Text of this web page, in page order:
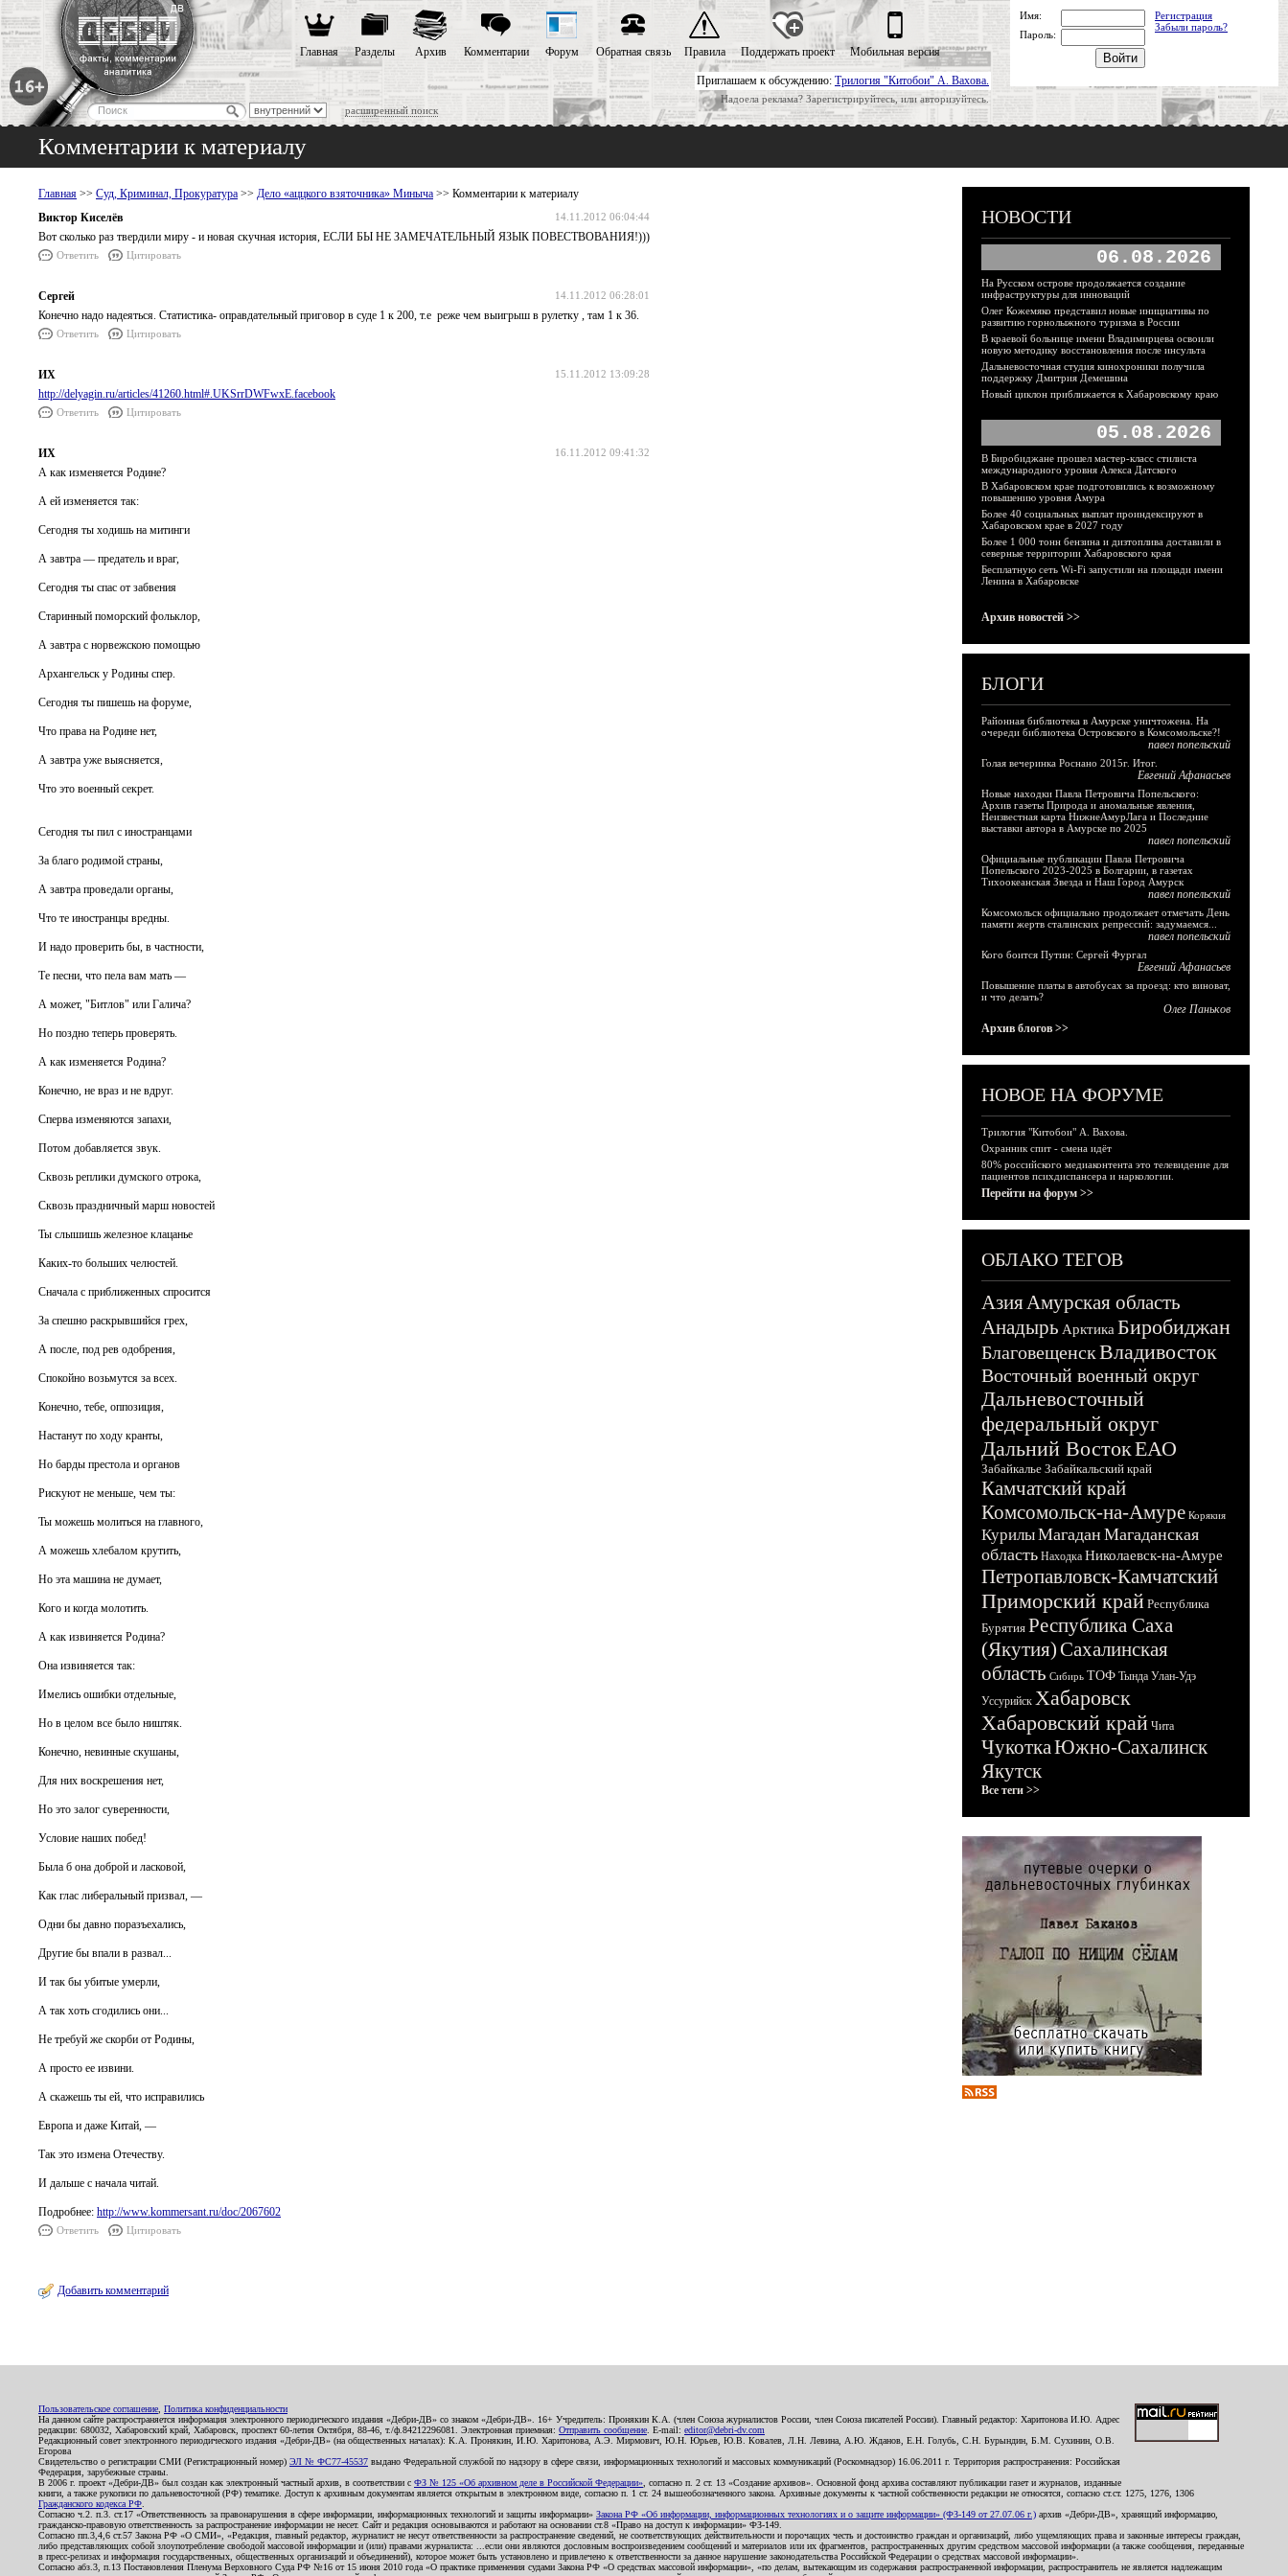
Приглашаем к обсуждению: Трилогия "Китобои" А. Вахова.
Надоела реклама? Зарегистрируйтесь, или авторизуйтесь.
расширенный поиск
Главная Разделы Архив Комментарии Форум Обратная связь Правила Поддержать проект Мобильная версия
Имя:
Регистрация
Забыли пароль?
Пароль:
Комментарии к материалу
Главная >> Суд, Криминал, Прокуратура >> Дело «аццкого взяточника» Миныча >> Комментарии к материалу
14.11.2012 06:04:44
Виктор Киселёв
Вот сколько раз твердили миру - и новая скучная история, ЕСЛИ БЫ НЕ ЗАМЕЧАТЕЛЬНЫЙ ЯЗЫК ПОВЕСТВОВАНИЯ!)))
Ответить Цитировать
14.11.2012 06:28:01
Сергей
Конечно надо надеяться. Статистика- оправдательный приговор в суде 1 к 200, т.е реже чем выигрыш в рулетку , там 1 к 36.
Ответить Цитировать
15.11.2012 13:09:28
ИХ
http://delyagin.ru/articles/41260.html#.UKSrrDWFwxE.facebook
Ответить Цитировать
16.11.2012 09:41:32
ИХ
А как изменяется Родине?
А ей изменяется так:
Сегодня ты ходишь на митинги
А завтра — предатель и враг,
Сегодня ты спас от забвения
Старинный поморский фольклор,
А завтра с норвежскою помощью
Архангельск у Родины спер.
Сегодня ты пишешь на форуме,
Что права на Родине нет,
А завтра уже выясняется,
Что это военный секрет.
Сегодня ты пил с иностранцами
За благо родимой страны,
А завтра проведали органы,
Что те иностранцы вредны.
И надо проверить бы, в частности,
Те песни, что пела вам мать —
А может, "Битлов" или Галича?
Но поздно теперь проверять.
А как изменяется Родина?
Конечно, не враз и не вдруг.
Сперва изменяются запахи,
Потом добавляется звук.
Сквозь реплики думского отрока,
Сквозь праздничный марш новостей
Ты слышишь железное клацанье
Каких-то больших челюстей.
Сначала с приближенных спросится
За спешно раскрывшийся грех,
А после, под рев одобрения,
Спокойно возьмутся за всех.
Конечно, тебе, оппозиция,
Настанут по ходу кранты,
Но барды престола и органов
Рискуют не меньше, чем ты:
Ты можешь молиться на главного,
А можешь хлебалом крутить,
Но эта машина не думает,
Кого и когда молотить.
А как извиняется Родина?
Она извиняется так:
Имелись ошибки отдельные,
Но в целом все было ништяк.
Конечно, невинные скушаны,
Для них воскрешения нет,
Но это залог суверенности,
Условие наших побед!
Была б она доброй и ласковой,
Как глас либеральный призвал, —
Одни бы давно поразъехались,
Другие бы впали в развал...
И так бы убитые умерли,
А так хоть сгодились они...
Не требуй же скорби от Родины,
А просто ее извини.
А скажешь ты ей, что исправились
Европа и даже Китай, —
Так это измена Отечеству.
И дальше с начала читай.
Подробнее: http://www.kommersant.ru/doc/2067602
Ответить Цитировать
Добавить комментарий
НОВОСТИ
06.08.2026
На Русском острове продолжается создание
инфраструктуры для инноваций
Олег Кожемяко представил новые инициативы по
развитию горнолыжного туризма в России
В краевой больнице имени Владимирцева освоили
новую методику восстановления после инсульта
Дальневосточная студия кинохроники получила
поддержку Дмитрия Демешина
Новый циклон приближается к Хабаровскому краю
05.08.2026
В Биробиджане прошел мастер-класс стилиста
международного уровня Алекса Датского
В Хабаровском крае подготовились к возможному
повышению уровня Амура
Более 40 социальных выплат проиндексируют в
Хабаровском крае в 2027 году
Более 1 000 тонн бензина и дизтоплива доставили в
северные территории Хабаровского края
Бесплатную сеть Wi-Fi запустили на площади имени
Ленина в Хабаровске
Архив новостей >>
БЛОГИ
Районная библиотека в Амурске уничтожена. На
очереди библиотека Островского в Комсомольске?!
павел попельский
Голая вечеринка Роснано 2015г. Итог.
Евгений Афанасьев
Новые находки Павла Петровича Попельского:
Архив газеты Природа и аномальные явления,
Неизвестная карта НижнеАмурЛага и Последние
выставки автора в Амурске по 2025
павел попельский
Официальные публикации Павла Петровича
Попельского 2023-2025 в Болгарии, в газетах
Тихоокеанская Звезда и Наш Город Амурск
павел попельский
Комсомольск официально продолжает отмечать День
памяти жертв сталинских репрессий: задумаемся...
павел попельский
Кого боится Путин: Сергей Фургал
Евгений Афанасьев
Повышение платы в автобусах за проезд: кто виноват,
и что делать?
Олег Паньков
Архив блогов >>
НОВОЕ НА ФОРУМЕ
Трилогия "Китобои" А. Вахова.
Охранник спит - смена идёт
80% российского медиаконтента это телевидение для
пациентов психдиспансера и наркологии.
Перейти на форум >>
ОБЛАКО ТЕГОВ
АзияАмурская область
Анадырь Арктика Биробиджан
БлаговещенскВладивосток
Восточный военный округ
Дальневосточный
федеральный округ
Дальний ВостокЕАО
Забайкалье Забайкальский край
Камчатский край
Комсомольск-на-Амуре Корякия
КурилыМагадан Магаданская
область Находка Николаевск-на-Амуре
Петропавловск-Камчатский
Приморский край Республика
Бурятия Республика Саха
(Якутия)Сахалинская
область Сибирь ТОФ Тында Улан-Удэ
Уссурийск Хабаровск
Хабаровский край Чита
ЧукоткаЮжно-Сахалинск
Якутск
Все теги >>
Пользовательское соглашение Политика конфиденциальности
На данном сайте распространяется информация электронного периодического издания «Дебри-ДВ» со знаком «Дебри-ДВ». 16+ Учредитель: Пронякин К.А. (член Союза журналистов России, член Союза писателей России). Главный редактор: Харитонова И.Ю. Адрес
редакции: 680032, Хабаровский край, Хабаровск, проспект 60-летия Октября, 88-46, т./ф.84212296081. Электронная приемная: Отправить сообщение . E-mail: editor@debri-dv.com
Редакционный совет электронного периодического издания «Дебри-ДВ» (на общественных началах): К.А. Пронякин, И.Ю. Харитонова, А.Э. Мирмович, Ю.Н. Юрьев, Ю.В. Ковалев, Л.Н. Левина, А.Ю. Жданов, Е.Н. Голубь, С.Н. Бурындин, Б.М. Сухинин, О.В.
Егорова
Свидетельство о регистрации СМИ (Регистрационный номер) ЭЛ № ФС77-45537 выдано Федеральной службой по надзору в сфере связи, информационных технологий и массовых коммуникаций (Роскомнадзор) 16.06.2011 г. Территория распространения: Российская
Федерация, зарубежные страны.
В 2006 г. проект «Дебри-ДВ» был создан как электронный частный архив, в соответствии с ФЗ № 125 «Об архивном деле в Российской Федерации» , согласно п. 2 ст. 13 «Создание архивов». Основной фонд архива составляют публикации газет и журналов, изданные
книги, а также рукописи по дальневосточной (РФ) тематике. Доступ к архивным документам является открытым в электронном виде, согласно п. 1 ст. 24 вышеобозначенного закона. Архивные документы к частной собственности редакции не относятся, согласно ст.ст. 1275, 1276, 1306
Гражданского кодекса РФ
Согласно ч.2. п.3. ст.17 «Ответственность за правонарушения в сфере информации, информационных технологий и защиты информации» Закона РФ «Об информации, информационных технологиях и о защите информации» (ФЗ-149 от 27.07.06 г.) архив «Дебри-ДВ», хранящий информацию,
гражданско-правовую ответственность за распространение информации не несет. Сайт и редакция основываются и работают на основании ст.8 «Право на доступ к информации» ФЗ-149.
Согласно пп.3,4,6 ст.57 Закона РФ «О СМИ», «Редакция, главный редактор, журналист не несут ответственности за распространение сведений, не соответствующих действительности и порочащих честь и достоинство граждан и организаций, либо ущемляющих права и законные интересы граждан,
либо представляющих собой злоупотребление свободой массовой информации и (или) правами журналиста: ...если они являются дословным воспроизведением сообщений и материалов или их фрагментов, распространенных другим средством массовой информации (а также сообщения, переданные
в пресс-релизах и информация государственных, общественных организаций и объединений), которое может быть установлено и привлечено к ответственности за данное нарушение законодательства Российской Федерации о средствах массовой информации».
Согласно абз.3, п.13 Постановления Пленума Верховного Суда РФ №16 от 15 июня 2010 года «О практике применения судами Закона РФ «О средствах массовой информации», «по делам, вытекающим из содержания распространенной информации, распространитель не является надлежащим